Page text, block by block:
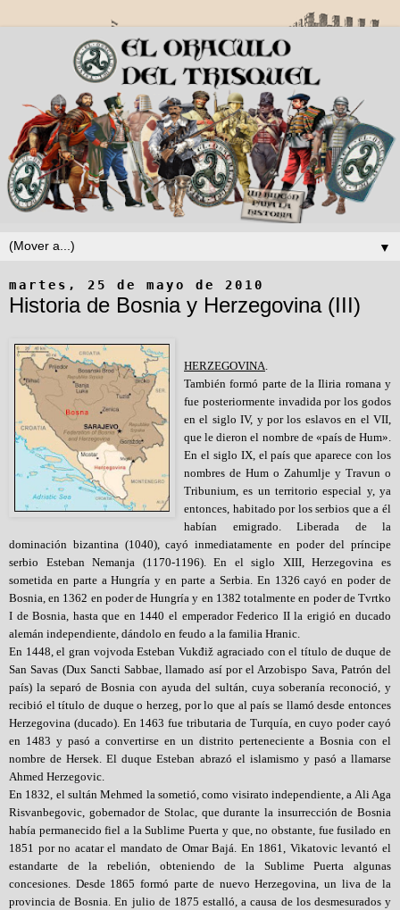
▼
martes, 25 de mayo de 2010
Historia de Bosnia y Herzegovina (III)
HERZEGOVINA.
También formó parte de la Iliria romana y
fue posteriormente invadida por los godos
en el siglo IV, y por los eslavos en el VII,
que le dieron el nombre de «país de Hum».
En el siglo IX, el país que aparece con los
nombres de Hum o Zahumlje y Travun o
Tribunium, es un territorio especial y, ya
entonces, habitado por los serbios que a él
habían emigrado. Liberada de la
dominación bizantina (1040), cayó inmediatamente en poder del príncipe
serbio Esteban Nemanja (1170-1196). En el siglo XIII, Herzegovina es
sometida en parte a Hungría y en parte a Serbia. En 1326 cayó en poder de
Bosnia, en 1362 en poder de Hungría y en 1382 totalmente en poder de Tvrtko
I de Bosnia, hasta que en 1440 el emperador Federico II la erigió en ducado
alemán independiente, dándolo en feudo a la familia Hranic.
En 1448, el gran vojvoda Esteban Vukđiž agraciado con el título de duque de
San Savas (Dux Sancti Sabbae, llamado así por el Arzobispo Sava, Patrón del
país) la separó de Bosnia con ayuda del sultán, cuya soberanía reconoció, y
recibió el título de duque o herzeg, por lo que al país se llamó desde entonces
Herzegovina (ducado). En 1463 fue tributaria de Turquía, en cuyo poder cayó
en 1483 y pasó a convertirse en un distrito perteneciente a Bosnia con el
nombre de Hersek. El duque Esteban abrazó el islamismo y pasó a llamarse
Ahmed Herzegovic.
En 1832, el sultán Mehmed la sometió, como visirato independiente, a Ali Aga
Risvanbegovic, gobernador de Stolac, que durante la insurrección de Bosnia
había permanecido fiel a la Sublime Puerta y que, no obstante, fue fusilado en
1851 por no acatar el mandato de Omar Bajá. En 1861, Vikatovic levantó el
estandarte de la rebelión, obteniendo de la Sublime Puerta algunas
concesiones. Desde 1865 formó parte de nuevo Herzegovina, un liva de la
provincia de Bosnia. En julio de 1875 estalló, a causa de los desmesurados y